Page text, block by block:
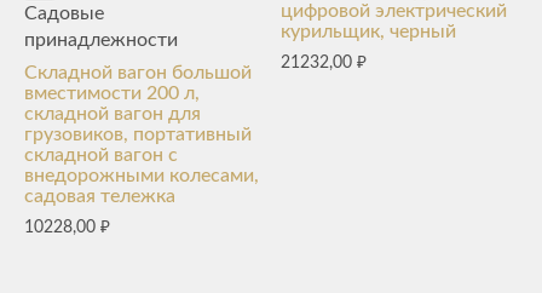
Садовые
принадлежности
Складной вагон большой
вместимости 200 л,
складной вагон для
грузовиков, портативный
складной вагон с
внедорожными колесами,
садовая тележка
10228,00 ₽
цифровой электрический
курильщик, черный
21232,00₽